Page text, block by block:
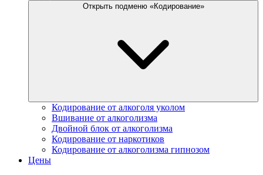
Открыть подменю «Кодирование»
Кодирование от алкоголя уколом
Вшивание от алкоголизма
Двойной блок от алкоголизма
Кодирование от наркотиков
Кодирование от алкоголизма гипнозом
Цены